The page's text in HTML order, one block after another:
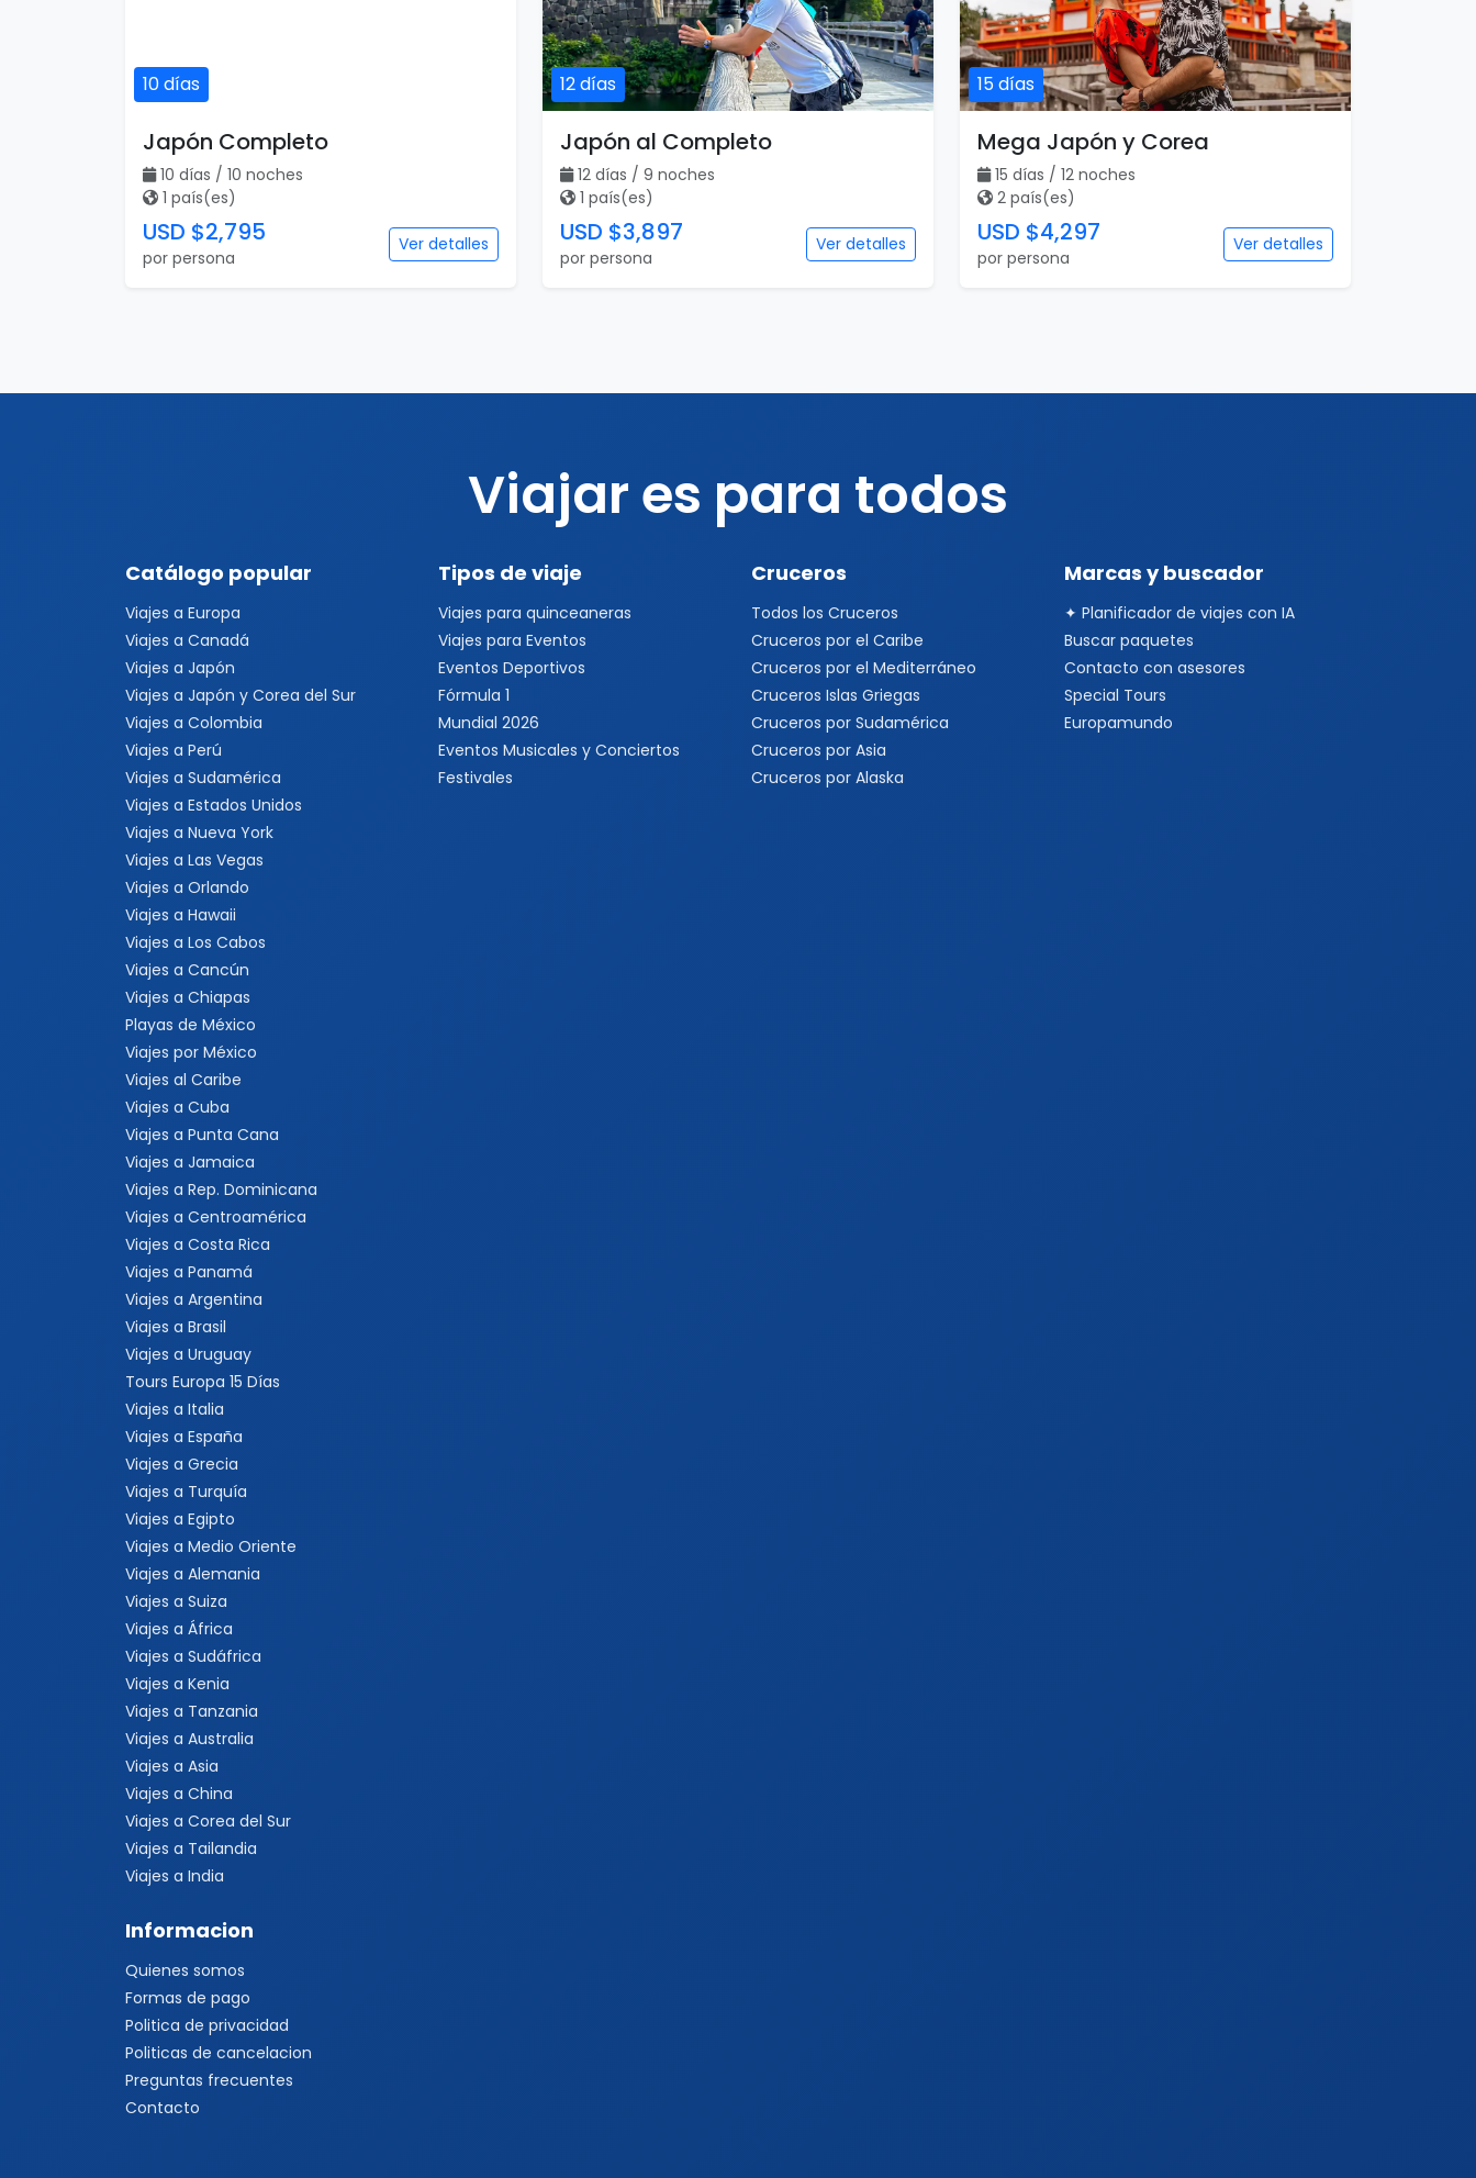
10 días
Japón Completo
10 días / 10 noches
1 país(es)
USD $2,795
por persona
Ver detalles
12 días
Japón al Completo
12 días / 9 noches
1 país(es)
USD $3,897
por persona
Ver detalles
15 días
Mega Japón y Corea
15 días / 12 noches
2 país(es)
USD $4,297
por persona
Ver detalles
Viajar es para todos
Catálogo popular
Viajes a Europa
Viajes a Canadá
Viajes a Japón
Viajes a Japón y Corea del Sur
Viajes a Colombia
Viajes a Perú
Viajes a Sudamérica
Viajes a Estados Unidos
Viajes a Nueva York
Viajes a Las Vegas
Viajes a Orlando
Viajes a Hawaii
Viajes a Los Cabos
Viajes a Cancún
Viajes a Chiapas
Playas de México
Viajes por México
Viajes al Caribe
Viajes a Cuba
Viajes a Punta Cana
Viajes a Jamaica
Viajes a Rep. Dominicana
Viajes a Centroamérica
Viajes a Costa Rica
Viajes a Panamá
Viajes a Argentina
Viajes a Brasil
Viajes a Uruguay
Tours Europa 15 Días
Viajes a Italia
Viajes a España
Viajes a Grecia
Viajes a Turquía
Viajes a Egipto
Viajes a Medio Oriente
Viajes a Alemania
Viajes a Suiza
Viajes a África
Viajes a Sudáfrica
Viajes a Kenia
Viajes a Tanzania
Viajes a Australia
Viajes a Asia
Viajes a China
Viajes a Corea del Sur
Viajes a Tailandia
Viajes a India
Tipos de viaje
Viajes para quinceaneras
Viajes para Eventos
Eventos Deportivos
Fórmula 1
Mundial 2026
Eventos Musicales y Conciertos
Festivales
Cruceros
Todos los Cruceros
Cruceros por el Caribe
Cruceros por el Mediterráneo
Cruceros Islas Griegas
Cruceros por Sudamérica
Cruceros por Asia
Cruceros por Alaska
Marcas y buscador
✦ Planificador de viajes con IA
Buscar paquetes
Contacto con asesores
Special Tours
Europamundo
Informacion
Quienes somos
Formas de pago
Politica de privacidad
Politicas de cancelacion
Preguntas frecuentes
Contacto